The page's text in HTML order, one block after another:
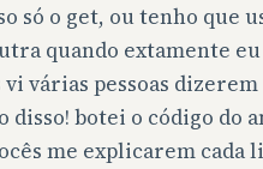
só o get, ou tenho que
quando extamente
várias pessoas
disso! botei o código do
me explicarem cada